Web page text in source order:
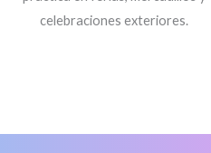
celebraciones exteriores.